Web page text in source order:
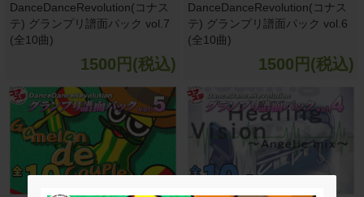
DanceDanceRevolution(コナス
テ) グランプリ譜面パック vol.7
(全10曲)
1500円(税込)
DanceDanceRevolution(コナス
テ) グランプリ譜面パック vol.6
(全10曲)
1500円(税込)